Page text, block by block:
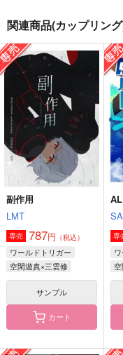
虹のはじまり
テトロドトキシン
944円（税込）
空閑遊真
サンプル
作品詳細
三
関連商品(カップリン
副作用
LMT
専売 787円 （税込）
ワールドトリガー
空閑遊真×三雲修
サンプル
カート
専